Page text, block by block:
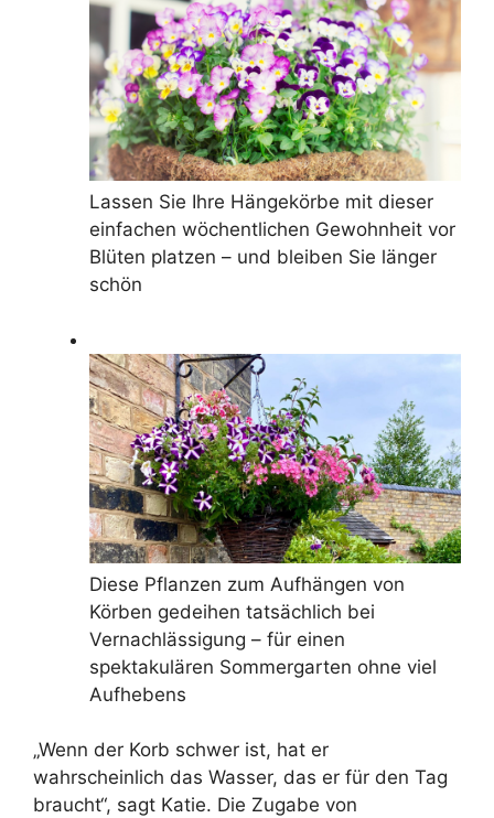
Lassen Sie Ihre Hängekörbe mit dieser
einfachen wöchentlichen Gewohnheit vor
Blüten platzen – und bleiben Sie länger
schön
Diese Pflanzen zum Aufhängen von
Körben gedeihen tatsächlich bei
Vernachlässigung – für einen
spektakulären Sommergarten ohne viel
Aufhebens
„Wenn der Korb schwer ist, hat er
wahrscheinlich das Wasser, das er für den Tag
braucht“, sagt Katie. Die Zugabe von